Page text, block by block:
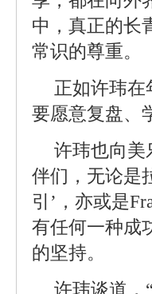
中，真正的长
常识的尊重。
正如许玮在
要愿意复盘、
许玮也向美
伴们，无论是
引’，亦或是
有任何一种成
的坚持。
许玮谈道，